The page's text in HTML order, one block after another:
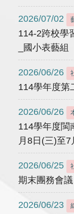
2026/07/02
114-2跨校學
_國小表藝組
2026/06/26
114學年度第
2026/06/26
114學年度閩
月8日(三)至
2026/06/25
期末團務會議
2026/06/23